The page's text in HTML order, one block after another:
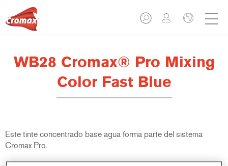
WB28 Cromax® Pro Mixing
Color Fast Blue
Este tinte concentrado base agua forma parte del sistema
Cromax Pro.